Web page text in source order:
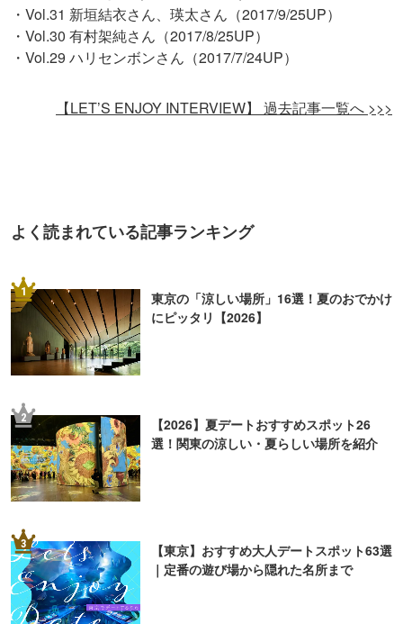
・Vol.31 新垣結衣さん、瑛太さん（2017/9/25UP）
・Vol.30 有村架純さん（2017/8/25UP）
・Vol.29 ハリセンボンさん（2017/7/24UP）
【LET’S ENJOY INTERVIEW】 過去記事一覧へ >>>
よく読まれている記事ランキング
1
東京の「涼しい場所」16選！夏のおでかけ
にピッタリ【2026】
2
【2026】夏デートおすすめスポット26
選！関東の涼しい・夏らしい場所を紹介
3
【東京】おすすめ大人デートスポット63選
｜定番の遊び場から隠れた名所まで